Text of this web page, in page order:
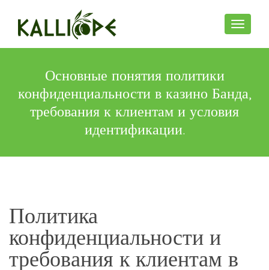
Toggle
Основные понятия политики
конфиденциальности в казино Банда,
требования к клиентам и условия
идентификации.
Политика
конфиденциальности и
требования к клиентам в